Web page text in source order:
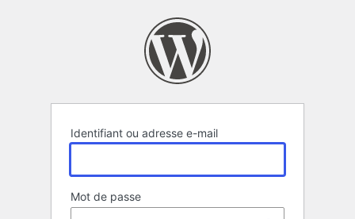
Identifiant ou adresse e-mail
Mot de passe